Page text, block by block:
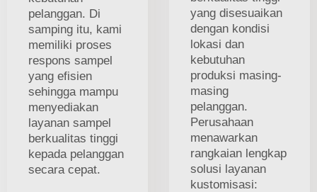
pelanggan. Di
samping itu, kami
memiliki proses
respons sampel
yang efisien
sehingga mampu
menyediakan
layanan sampel
berkualitas tinggi
kepada pelanggan
secara cepat.
yang disesuaikan
dengan kondisi
lokasi dan
kebutuhan
produksi masing-
masing
pelanggan.
Perusahaan
menawarkan
rangkaian lengkap
solusi layanan
kustomisasi: